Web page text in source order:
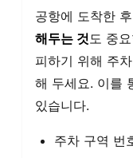
공항에 도착한
해두는 것 도 중
피하기 위해 주
해 두세요. 이를
있습니다.
주차 구역 번